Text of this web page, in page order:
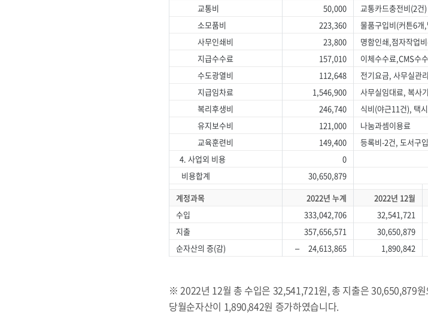
교통비
50,000
교통카드충전비(2건)
소모품비
223,360
물품구입비(커튼6
사무인쇄비
23,800
명함인쇄,점자작업
지급수수료
157,010
이체수수료,CMS수
수도광열비
112,648
전기요금, 사무실관
지급임차료
1,546,900
사무실임대료, 복사
복리후생비
246,740
식비(야근11건), 택
유지보수비
121,000
나눔과셈이용료
교육훈련비
149,400
등록비-2건, 도서구
4. 사업외 비용
0
비용합계
30,650,879
계정과목
2022년 누계
2022년 12월
수입
333,042,706
32,541,721
지출
357,656,571
30,650,879
순자산의 증(감)
– 24,613,865 1,890,842
※ 2022년 12월 총 수입은 32,541,721원, 총 지출은 30,650,879원
당월순자산이 1,890,842원 증가하였습니다.